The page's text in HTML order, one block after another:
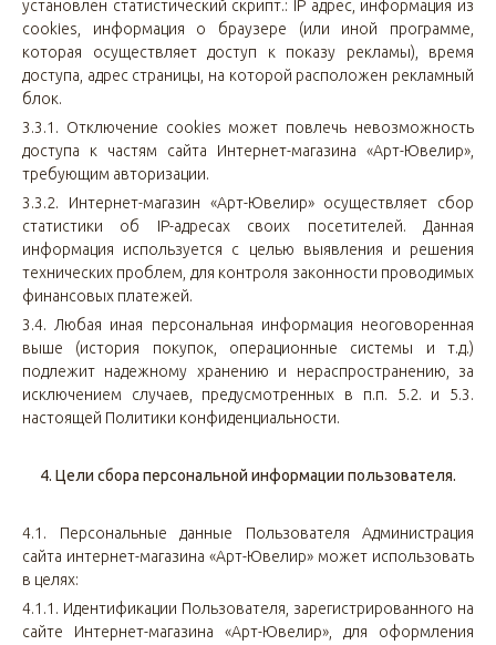
установлен статистический скрипт.: IP адрес, информация из
cookies, информация о браузере (или иной программе,
которая осуществляет доступ к показу рекламы), время
доступа, адрес страницы, на которой расположен рекламный
блок.
3.3.1. Отключение cookies может повлечь невозможность
доступа к частям сайта Интернет-магазина «Арт-Ювелир»,
требующим авторизации.
3.3.2. Интернет-магазин «Арт-Ювелир» осуществляет сбор
статистики об IP-адресах своих посетителей. Данная
информация используется с целью выявления и решения
технических проблем, для контроля законности проводимых
финансовых платежей.
3.4. Любая иная персональная информация неоговоренная
выше (история покупок, операционные системы и т.д.)
подлежит надежному хранению и нераспространению, за
исключением случаев, предусмотренных в п.п. 5.2. и 5.3.
настоящей Политики конфиденциальности.
4. Цели сбора персональной информации пользователя.
4.1. Персональные данные Пользователя Администрация
сайта интернет-магазина «Арт-Ювелир» может использовать
в целях:
4.1.1. Идентификации Пользователя, зарегистрированного на
сайте Интернет-магазина «Арт-Ювелир», для оформления